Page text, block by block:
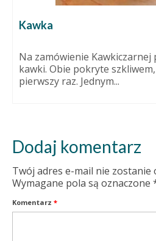
Kawka
Na zamówienie Kawkiczarnej
kawki. Obie pokryte
pierwszy raz. Jednym...
Dodaj komentarz
Twój adres e-mail nie zostanie
Wymagane pola są oznaczone
Komentarz *